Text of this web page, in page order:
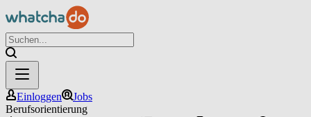
Einloggen
Jobs
Berufsorientierung